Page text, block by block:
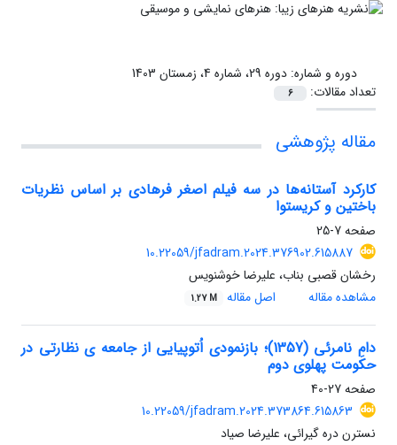
دوره و شماره:دوره 29، شماره 4، زمستان 1403
تعداد مقالات:
6
مقاله پژوهشی
کارکرد آستانه‌ها در سه فیلم اصغر فرهادی بر اساس نظریات
باختین و کریستوا
صفحه7-25
10.22059/jfadram.2024.376902.615887
رخشان قصبی بناب، علیرضا خوشنویس
مشاهده مقاله
اصل مقاله 1.27 M
دامِ نامرئی (1357)؛ بازنمودی اُتوپیایی از جامعه ی نظارتی در
حکومت پهلوی دوم
صفحه27-40
10.22059/jfadram.2024.373864.615863
نسترن دره گیرائی، علیرضا صیاد